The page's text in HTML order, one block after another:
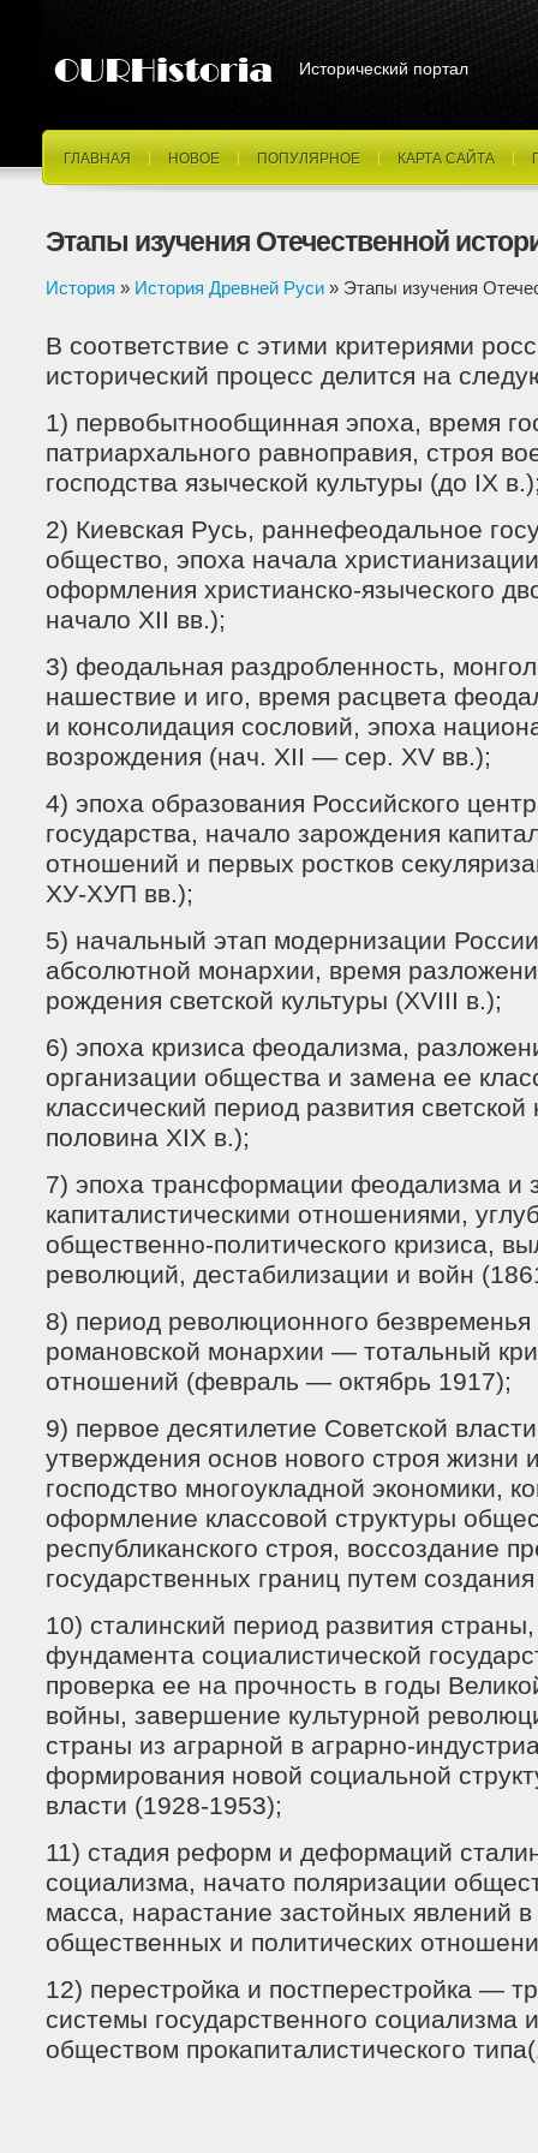
Исторический портал
ГЛАВНАЯ НОВОЕ ПОПУЛЯРНОЕ КАРТА САЙТА
Этапы изучения Отечественной
История » История Древней Руси » Этапы изучения
В соответствие с этими критериями
исторический процесс делится на
1) первобытнообщинная эпоха, время
патриархального равноправия, строя
господства языческой культуры (до IX
2) Киевская Русь, раннефеодальное
общество, эпоха начала
оформления христианско-языческого
начало XII вв.);
3) феодальная раздробленность,
нашествие и иго, время расцвета
и консолидация сословий, эпоха
возрождения (нач. XII — сер. XV вв.);
4) эпоха образования Российского
государства, начало зарождения
отношений и первых ростков
ХУ-ХУП вв.);
5) начальный этап модернизации
абсолютной монархии, время
рождения светской культуры (XVIII в.);
6) эпоха кризиса феодализма,
организации общества и замена ее
классический период развития светской
половина XIX в.);
7) эпоха трансформации феодализма и
капиталистическими отношениями,
общественно-политического кризиса,
революций, дестабилизации и войн
8) период революционного
романовской монархии — тотальный
отношений (февраль — октябрь 1917);
9) первое десятилетие Советской
утверждения основ нового строя жизни
господство многоукладной экономики,
оформление классовой структуры
республиканского строя, воссоздание
государственных границ путем
10) сталинский период развития
фундамента социалистической
проверка ее на прочность в годы
войны, завершение культурной
страны из аграрной в аграрно-
формирования новой социальной
власти (1928-1953);
11) стадия реформ и деформаций
социализма, начато поляризации
масса, нарастание застойных явлений
общественных и политических
12) перестройка и постперестройка —
системы государственного социализма
обществом прокапиталистического